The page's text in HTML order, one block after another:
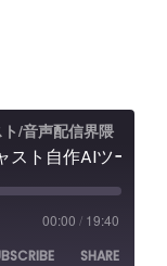
/音声配信界隈
00:00 / 19:40
SHARE